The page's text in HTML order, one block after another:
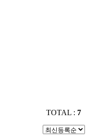
TOTAL : 7